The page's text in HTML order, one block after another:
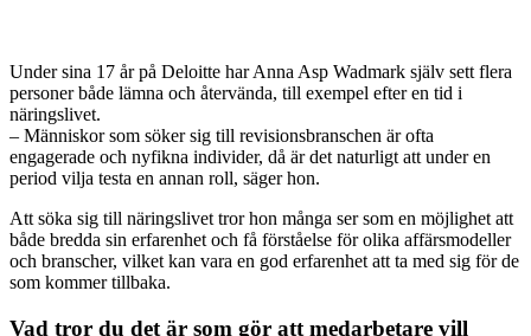
Under sina 17 år på Deloitte har Anna Asp Wadmark själv sett flera
personer både lämna och återvända, till exempel efter en tid i
näringslivet.
– Människor som söker sig till revisionsbranschen är ofta
engagerade och nyfikna individer, då är det naturligt att under en
period vilja testa en annan roll, säger hon.
Att söka sig till näringslivet tror hon många ser som en möjlighet att
både bredda sin erfarenhet och få förståelse för olika affärsmodeller
och branscher, vilket kan vara en god erfarenhet att ta med sig för de
som kommer tillbaka.
Vad tror du det är som gör att medarbetare vill